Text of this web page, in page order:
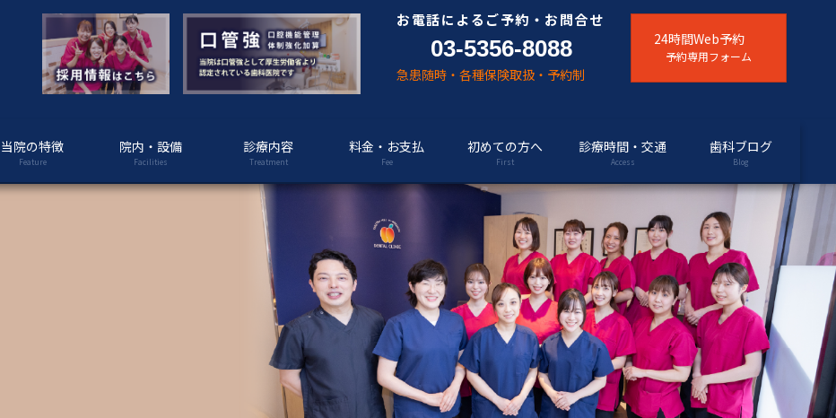
お電話によるご予約・お問合せ
03-5356-8088
急患随時・各種保険取扱・予約制
24時間Web予約
予約専用フォーム
当院の特徴
Feature
院内・設備
Facilities
診療内容
Treatment
料金・お支払
Fee
初めての方へ
First
診療時間・交通
Access
歯科ブログ
Blog